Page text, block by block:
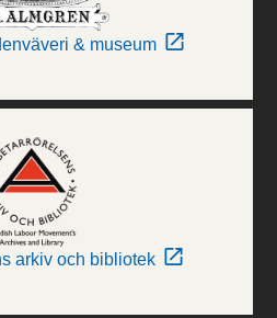
& museum
arkiv och bibliotek